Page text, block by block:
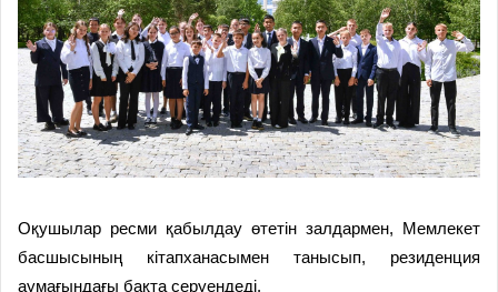
Оқушылар ресми қабылдау өтетін залдармен, Мемлекет
басшысының кітапханасымен танысып, резиденция
аумағындағы бақта серуендеді.